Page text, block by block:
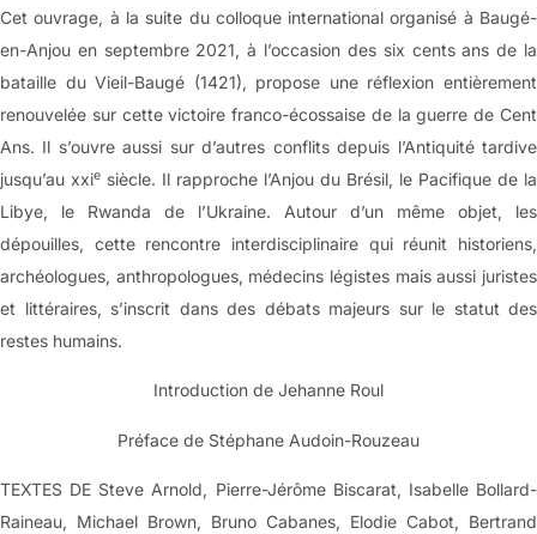
Cet ouvrage, à la suite du colloque international organisé à Baugé-
en-Anjou en septembre 2021, à l’occasion des six cents ans de la
bataille du Vieil-Baugé (1421), propose une réflexion entièrement
renouvelée sur cette victoire franco-écossaise de la guerre de Cent
Ans. Il s’ouvre aussi sur d’autres conflits depuis l’Antiquité tardive
jusqu’au xxie siècle. Il rapproche l’Anjou du Brésil, le Pacifique de la
Libye, le Rwanda de l’Ukraine. Autour d’un même objet, les
dépouilles, cette rencontre interdisciplinaire qui réunit historiens,
archéologues, anthropologues, médecins légistes mais aussi juristes
et littéraires, s’inscrit dans des débats majeurs sur le statut des
restes humains.
Introduction de Jehanne Roul
Préface de Stéphane Audoin-Rouzeau
TEXTES DE Steve Arnold, Pierre-Jérôme Biscarat, Isabelle Bollard-
Raineau, Michael Brown, Bruno Cabanes, Elodie Cabot, Bertrand